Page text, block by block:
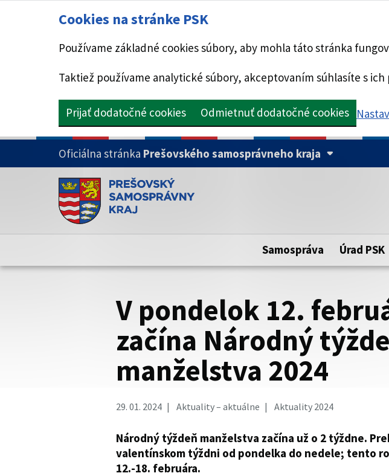
Cookies na stránke PSK
Používame základné cookies súbory, aby mohla táto stránka
Taktiež používame analytické súbory, akceptovaním súhlasíte s
Prijať dodatočné cookies Odmietnuť dodatočné cookies
PRESKOČIŤ NA HLAVNÝ OBSAH
Oficiálna stránka Prešovského samosprávneho kraja
Doména psk.sk je oficiálna
Toto je oficiálna webová stránka Prešovského samosprávneho kraja.
Samospráva Úrad PSK
V pondelok 12.
začína Národný
manželstva 2024
29. 01. 2024 Aktuality – aktuálne Aktuality 2024
Národný týždeň manželstva začína už o 2 týždne.
valentínskom týždni od pondelka do nedele; tento
12.-18. februára.